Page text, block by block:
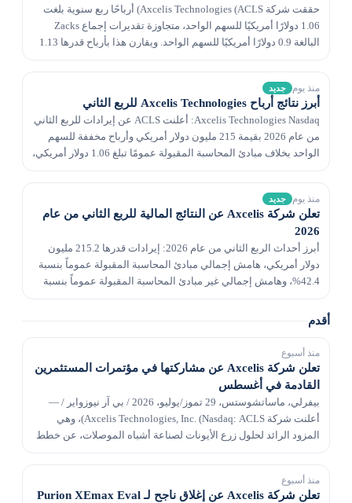
حققت شركة Axcelis Technologies (ACLS) أرباحًا ربع سنوية بلغت
1.06 دولارًا أمريكيًا للسهم الواحد، متجاوزة تقديرات إجماع Zacks
البالغة 0.9 دولارًا أمريكيًا للسهم الواحد. ويقارن هذا بأرباح قدرها 1.13
منذ يوم جديد
أبرز نتائج أرباح Axcelis Technologies للربع الثاني
Axcelis Technologies Nasdaq: أعلنت ACLS عن إيرادات للربع الثاني
من عام 2026 بقيمة 215 مليون دولار أمريكي وأرباح مخففة للسهم
الواحد بخلاف مبادئ المحاسبة المقبولة عمومًا تبلغ 1.06 دولار أمريكي،
منذ يوم جديد
تعلن شركة Axcelis عن النتائج المالية للربع الثاني من عام
2026
أبرز أحداث الربع الثاني من عام 2026: إيرادات قدرها 215.2 مليون
دولار أمريكي، هامش إجمالي مبادئ المحاسبة المقبولة عموماً بنسبة
42.4%، وهامش إجمالي غير مبادئ المحاسبة المقبولة عموماً بنسبة
أقدم
منذ أسبوع
تعلن شركة Axcelis عن مشاركتها في مؤتمرات المستثمرين
القادمة في أغسطس
بيفرلي، ماساتشوستس، 29 تموز/يوليو، 2026 / بي آر نيوزواير / —
أعلنت شركة Axcelis Technologies, Inc. (Nasdaq: ACLS)، وهي
المزود الرائد لحلول زرع الأيونات لصناعة أشباه الموصلات، عن خطط
منذ أسبوع
تعلن شركة Axcelis عن إغلاق ناجح لـ Purion XEmax Eval